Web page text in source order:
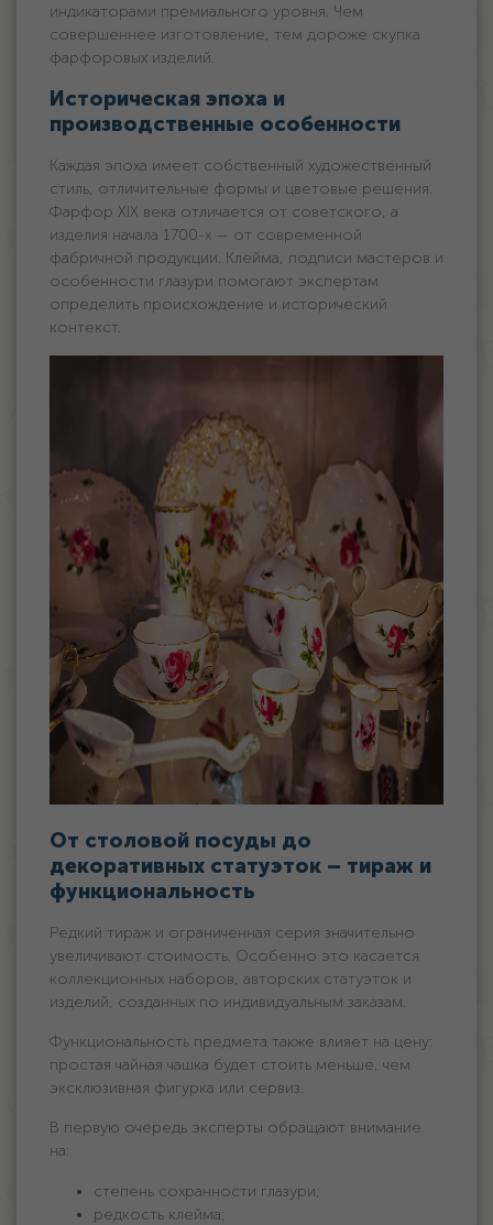
индикаторами премиального уровня. Чем
совершеннее изготовление, тем дороже скупка
фарфоровых изделий.
Историческая эпоха и
производственные особенности
Каждая эпоха имеет собственный художественный
стиль, отличительные формы и цветовые решения.
Фарфор XIX века отличается от советского, а
изделия начала 1700-х — от современной
фабричной продукции. Клейма, подписи мастеров и
особенности глазури помогают экспертам
определить происхождение и исторический
контекст.
От столовой посуды до
декоративных статуэток – тираж и
функциональность
Редкий тираж и ограниченная серия значительно
увеличивают стоимость. Особенно это касается
коллекционных наборов, авторских статуэток и
изделий, созданных по индивидуальным заказам.
Функциональность предмета также влияет на цену:
простая чайная чашка будет стоить меньше, чем
эксклюзивная фигурка или сервиз.
В первую очередь эксперты обращают внимание
на:
степень сохранности глазури;
редкость клейма;